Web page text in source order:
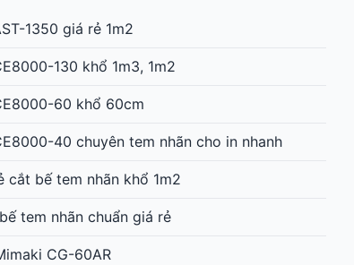
1350 giá rẻ 1m2
130 khổ 1m3, 1m2
60 khổ 60cm
40 chuyên tem nhãn cho in nhanh
cắt bế tem nhãn khổ 1m2
tem nhãn chuẩn giá rẻ
CG-60AR